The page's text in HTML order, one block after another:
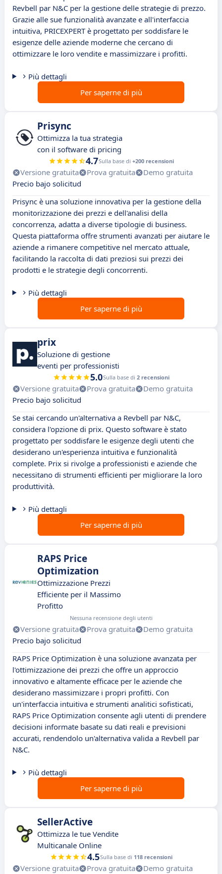
Revbell par N&C per la gestione delle strategie di prezzo.
Grazie alle sue funzionalità avanzate e all'interfaccia
intuitiva, PRICEXPERT è progettato per soddisfare le
esigenze delle aziende moderne che cercano di
ottimizzare le loro vendite e massimizzare i profitti.
Più dettagli
Per saperne di più
Prisync
Ottimizza la tua strategia
con il software di pricing
4.7Sulla base di +200 recensioni
Versione gratuita Prova gratuita
Demo gratuita
Precio bajo solicitud
Prisync è una soluzione innovativa per la gestione della
monitorizzazione dei prezzi e dell'analisi della
concorrenza, adatta a diverse tipologie di business.
Questa piattaforma offre strumenti avanzati per aiutare le
aziende a rimanere competitive nel mercato attuale,
facilitando la raccolta di dati preziosi sui prezzi dei
prodotti e le strategie degli concorrenti.
Più dettagli
Per saperne di più
prix
Soluzione di gestione
eventi per professionisti
5.0Sulla base di 2 recensioni
Versione gratuita Prova gratuita
Demo gratuita
Precio bajo solicitud
Se stai cercando un'alternativa a Revbell par N&C,
considera l'opzione di prix. Questo software è stato
progettato per soddisfare le esigenze degli utenti che
desiderano un'esperienza intuitiva e funzionalità
complete. Prix si rivolge a professionisti e aziende che
necessitano di strumenti efficienti per migliorare la loro
produttività.
Più dettagli
Per saperne di più
RAPS Price
Optimization
Ottimizzazione Prezzi
Efficiente per il Massimo
Profitto
Nessuna recensione degli utenti
Versione gratuita Prova gratuita
Demo gratuita
Precio bajo solicitud
RAPS Price Optimization è una soluzione avanzata per
l'ottimizzazione dei prezzi che offre un approccio
innovativo e altamente efficace per le aziende che
desiderano massimizzare i propri profitti. Con
un'interfaccia intuitiva e strumenti analitici sofisticati,
RAPS Price Optimization consente agli utenti di prendere
decisioni informate basate su dati reali e previsioni
accurati, rendendolo un'alternativa valida a Revbell par
N&C.
Più dettagli
Per saperne di più
SellerActive
Ottimizza le tue Vendite
Multicanale Online
4.5Sulla base di 118 recensioni
Versione gratuita Prova gratuita
Demo gratuita